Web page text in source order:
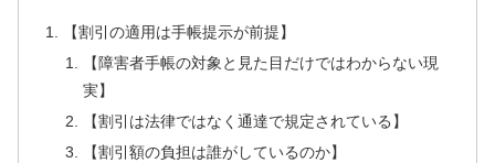
【割引の適用は手帳提示が前提】
【障害者手帳の対象と見た目だけではわからない現
実】
【割引は法律ではなく通達で規定されている】
【割引額の負担は誰がしているのか】